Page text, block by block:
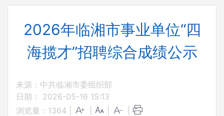
2026年临湘市事业单位“四
海揽才”招聘综合成绩公示
来源：中共临湘市委组织部
日期： 2026-05-16 15:13
浏览量： 1364